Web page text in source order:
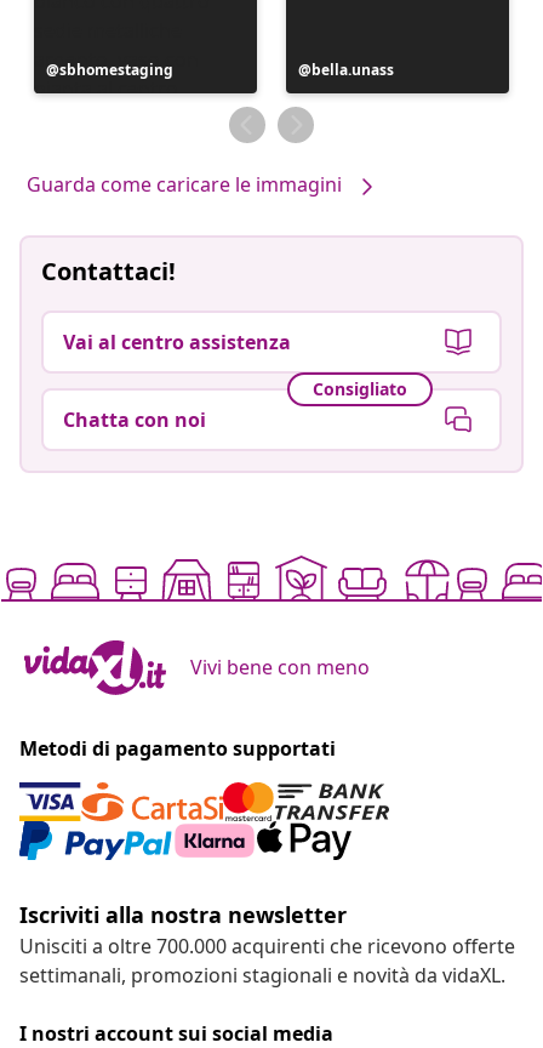
Post
pubblicato
sbhomestaging
Post
pubblicato
da
bella.unass
Guarda come caricare le immagini
Contattaci!
Vai al centro assistenza
Consigliato
Chatta con noi
Vivi bene con meno
Metodi di pagamento supportati
Iscriviti alla nostra newsletter
Unisciti a oltre 700.000 acquirenti che ricevono offerte
settimanali, promozioni stagionali e novità da vidaXL.
I nostri account sui social media